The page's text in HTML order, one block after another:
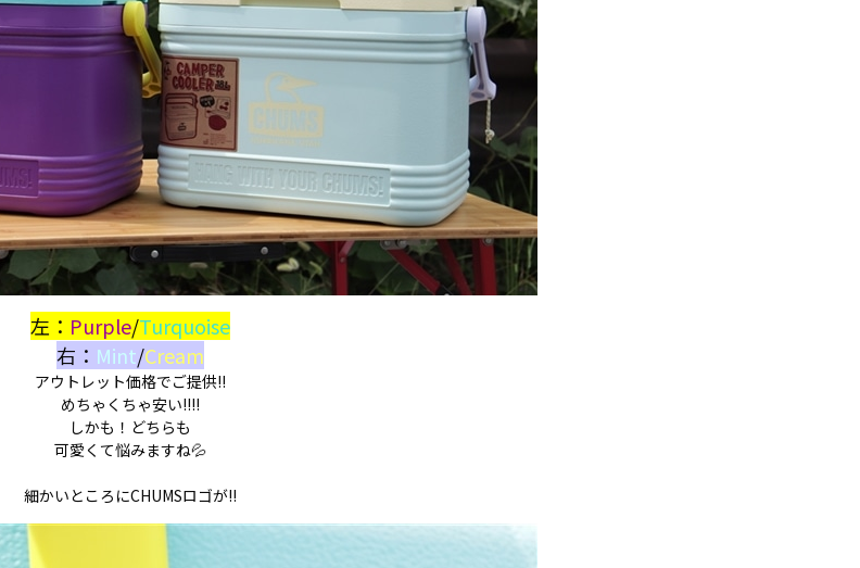
左： Purple/Turquoise
右： Mint/Cream
アウトレット価格でご提供!!
めちゃくちゃ安い!!!!
しかも！どちらも
可愛くて悩みますね💦
細かいところにCHUMSロゴが!!